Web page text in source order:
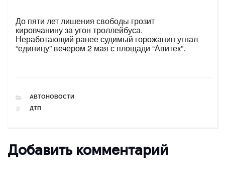
До пяти лет лишения свободы грозит
кировчанину за угон троллейбуса.
Неработающий ранее судимый горожанин угнал
“единицу” вечером 2 мая с площади “Авитек”.
РУБРИКИ
АВТОНОВОСТИ
ТЕГИ
ДТП
Добавить комментарий